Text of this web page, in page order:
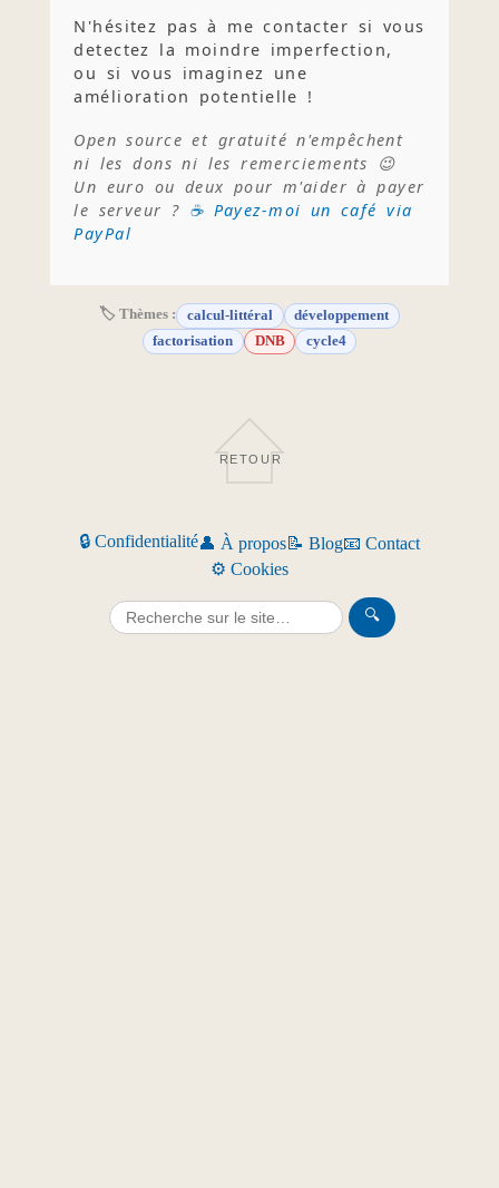
N'hésitez pas à me contacter si vous
detectez la moindre imperfection,
ou si vous imaginez une
amélioration potentielle !
Open source et gratuité n'empêchent
ni les dons ni les remerciements 😉
Un euro ou deux pour m'aider à payer
le serveur ? ☕ Payez-moi un café via
PayPal
🏷 Thèmes : calcul-littéral
développement
factorisation
DNB cycle4
RETOUR
🔒 Confidentialité👤 À propos📝 Blog📧 Contact
⚙️ Cookies
🔍